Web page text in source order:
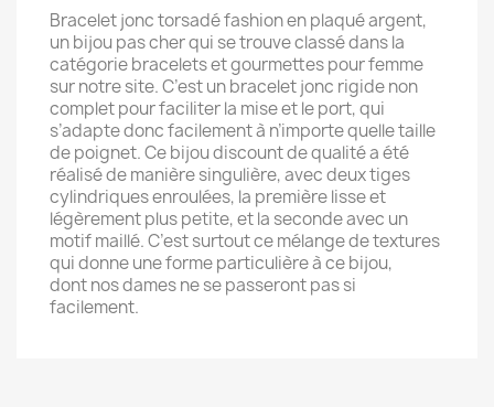
Bracelet jonc torsadé fashion en plaqué argent,
un bijou pas cher qui se trouve classé dans la
catégorie bracelets et gourmettes pour femme
sur notre site. C’est un bracelet jonc rigide non
complet pour faciliter la mise et le port, qui
s’adapte donc facilement à n’importe quelle taille
de poignet. Ce bijou discount de qualité a été
réalisé de manière singulière, avec deux tiges
cylindriques enroulées, la première lisse et
légèrement plus petite, et la seconde avec un
motif maillé. C’est surtout ce mélange de textures
qui donne une forme particulière à ce bijou,
dont nos dames ne se passeront pas si
facilement.